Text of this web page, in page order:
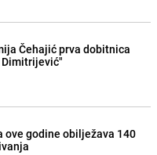
Čehajić prva dobitnica
ove godine obilježava 140